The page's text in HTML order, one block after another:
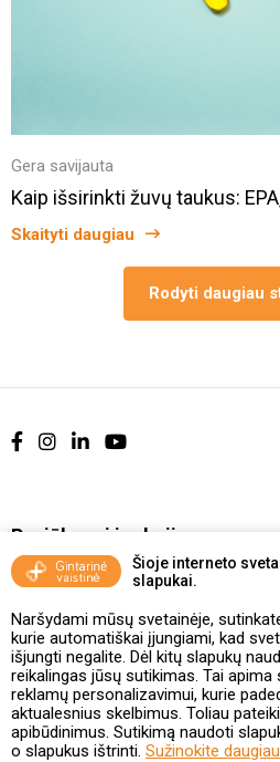
Šioje interneto
slapukai.
Naršydami mūsų svetainėje,
kurie automatiškai įjungiami, kad
išjungti negalite. Dėl kitų slapukų
reikalingas jūsų sutikimas. Tai apima
reklamų personalizavimui, kurie
aktualesnius skelbimus. Toliau
apibūdinimus. Sutikimą naudoti
o slapukus ištrinti. Sužinokite daugiau
Gera savijauta
Kaip išsirinkti žuvų taukus:
Skaityti daugiau
Rodyti daugiau
Pasiūlymai ir akcijos
Vakcinavimo tvarka ir
Kontaktai ir Karjera
Taisyklės ir politika